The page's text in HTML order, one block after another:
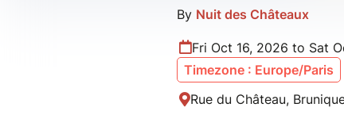
By Nuit des Châteaux
Fri Oct 16, 2026 to Sat
Timezone : Europe/Paris
Rue du Château,